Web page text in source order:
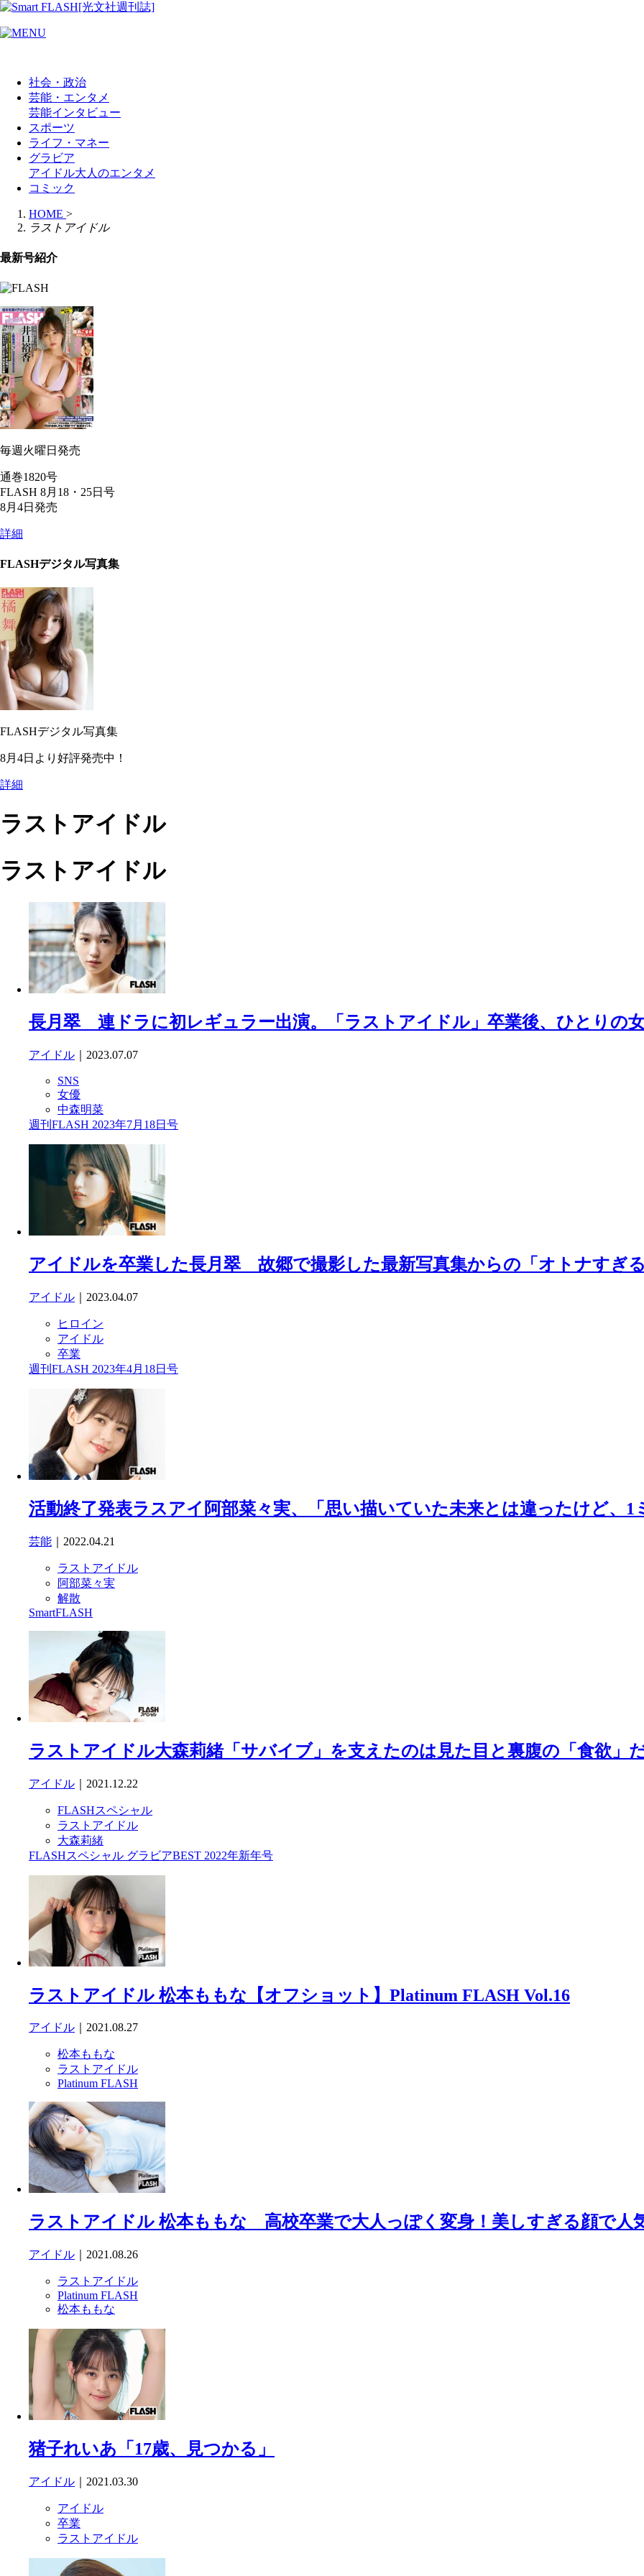
社会・政治
芸能・エンタメ
芸能インタビュー
スポーツ
ライフ・マネー
グラビア
アイドル大人のエンタメ
コミック
HOME >
ラストアイドル
最新号紹介
毎週火曜日発売
通巻1820号
FLASH 8月18・25日号
8月4日発売
詳細
FLASHデジタル写真集
FLASHデジタル写真集
8月4日より好評発売中！
詳細
ラストアイドル
ラストアイドル
長月翠 連ドラに初レギュラー出演。「ラストアイドル」卒業後、ひとりの
アイドル ｜2023.07.07
SNS
女優
中森明菜
週刊FLASH 2023年7月18日号
アイドルを卒業した長月翠 故郷で撮影した最新写真集からの「オトナすぎ
アイドル ｜2023.04.07
ヒロイン
アイドル
卒業
週刊FLASH 2023年4月18日号
活動終了発表ラスアイ阿部菜々実、「思い描いていた未来とは違ったけど、
芸能 ｜2022.04.21
ラストアイドル
阿部菜々実
解散
SmartFLASH
ラストアイドル大森莉緒「サバイブ」を支えたのは見た目と裏腹の「食欲」
アイドル ｜2021.12.22
FLASHスペシャル
ラストアイドル
大森莉緒
FLASHスペシャル グラビアBEST 2022年新年号
ラストアイドル 松本ももな【オフショット】Platinum FLASH Vol.16
アイドル ｜2021.08.27
松本ももな
ラストアイドル
Platinum FLASH
ラストアイドル 松本ももな 高校卒業で大人っぽく変身！美しすぎる顔で人
アイドル ｜2021.08.26
ラストアイドル
Platinum FLASH
松本ももな
猪子れいあ「17歳、見つかる」
アイドル ｜2021.03.30
アイドル
卒業
ラストアイドル